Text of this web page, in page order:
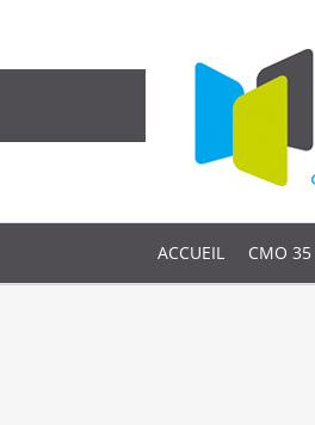
ACCUEIL CMO 35